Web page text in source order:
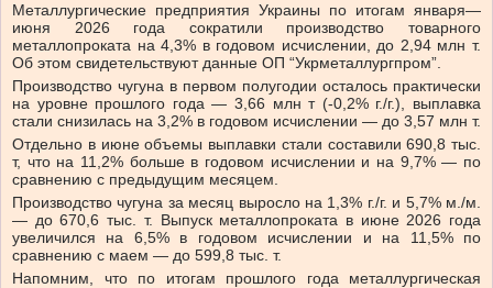
Металлургические предприятия Украины по итогам января—
июня 2026 года сократили производство товарного
металлопроката на 4,3% в годовом исчислении, до 2,94 млн т.
Об этом свидетельствуют данные ОП “Укрметаллургпром”.
Производство чугуна в первом полугодии осталось практически
на уровне прошлого года — 3,66 млн т (-0,2% г./г.), выплавка
стали снизилась на 3,2% в годовом исчислении — до 3,57 млн т.
Отдельно в июне объемы выплавки стали составили 690,8 тыс.
т, что на 11,2% больше в годовом исчислении и на 9,7% — по
сравнению с предыдущим месяцем.
Производство чугуна за месяц выросло на 1,3% г./г. и 5,7% м./м.
— до 670,6 тыс. т. Выпуск металлопроката в июне 2026 года
увеличился на 6,5% в годовом исчислении и на 11,5% по
сравнению с маем — до 599,8 тыс. т.
Напомним, что по итогам прошлого года металлургическая